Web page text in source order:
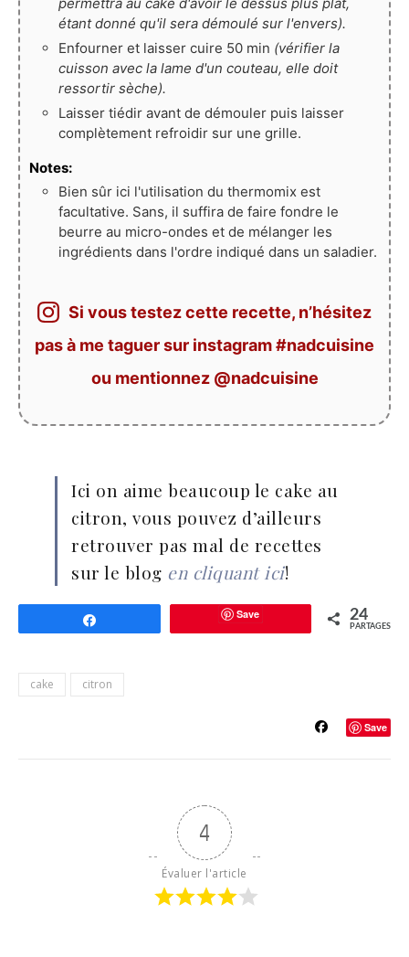
étant donné qu'il sera démoulé sur l'envers).
Enfourner et laisser cuire 50 min (vérifier la
cuisson avec la lame d'un couteau, elle doit
ressortir sèche).
Laisser tiédir avant de démouler puis laisser
complètement refroidir sur une grille.
Notes:
Bien sûr ici l'utilisation du thermomix est
facultative. Sans, il suffira de faire fondre le
beurre au micro-ondes et de mélanger les
ingrédients dans l'ordre indiqué dans un saladier.
Si vous testez cette recette, n’hésitez
pas à me taguer sur instagram #nadcuisine
ou mentionnez @nadcuisine
Ici on aime beaucoup le cake au
citron, vous pouvez d’ailleurs
retrouver pas mal de recettes
sur le blog en cliquant ici!
Save 24
PARTAGES
cake citron
Save
4
Évaluer l'article